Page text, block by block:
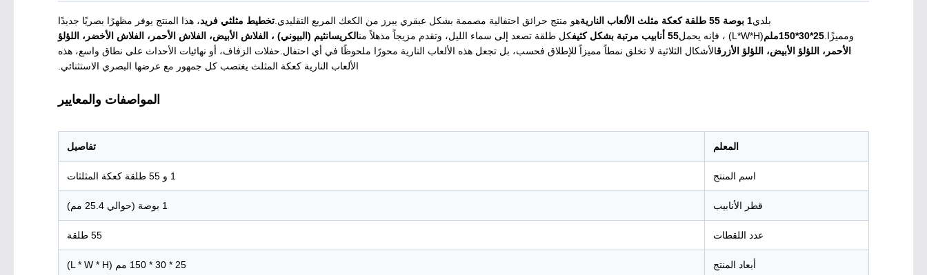
بلدي1 بوصة 55 طلقة كعكة مثلث الألعاب النارية هو منتج حرائق احتفالية مصممة بشكل عبقري يبرز من الكعك المربع التقليدي. تخطيط مثلثي فريد، هذا المنتج يوفر مظهرًا بصريًا جديدًا
ومميزًا. 25*30*150ملم (L*W*H) ، فإنه يحمل 55 أنابيب مرتبة بشكل كثيف كل طلقة تصعد إلى سماء الليل، وتقدم مزيجاً مذهلاً منالكريسانثيم (البيوني) ، الفلاش الأبيض، الفلاش الأحمر، الفلاش الأخضر، اللؤلؤ
الأحمر، اللؤلؤ الأبيض، اللؤلؤ الأزرقالأشكال الثلاثية لا تخلق نمطاً مميزاً للإطلاق فحسب، بل تجعل هذه الألعاب النارية محورًا ملحوظًا في أي احتفال.حفلات الزفاف، أو نهائيات الأحداث على نطاق واسع، هذه
الألعاب النارية كعكة المثلث يغتصب كل جمهور مع عرضها البصري الاستثنائي.
المواصفات والمعايير
المعلم تفاصيل
اسم المنتج 1 و 55 طلقة كعكة المثلثات
قطر الأنابيب 1 بوصة (حوالي 25.4 مم)
عدد اللقطات 55 طلقة
أبعاد المنتج 25 * 30 * 150 مم (L * W * H)